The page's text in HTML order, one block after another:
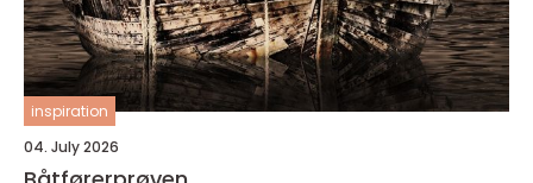
inspiration
04. July 2026